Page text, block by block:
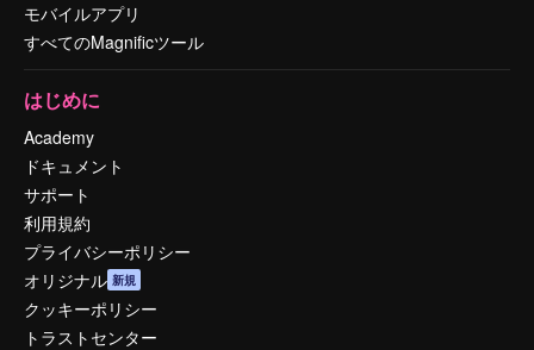
モバイルアプリ
すべてのMagnificツール
はじめに
Academy
ドキュメント
サポート
利用規約
プライバシーポリシー
オリジナル 新規
クッキーポリシー
トラストセンター